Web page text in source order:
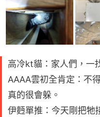
高冷kt貓：家人們，一
AAAA雲初全肯定：不
真的很會躲。
伊麪單推：今天剛把牠